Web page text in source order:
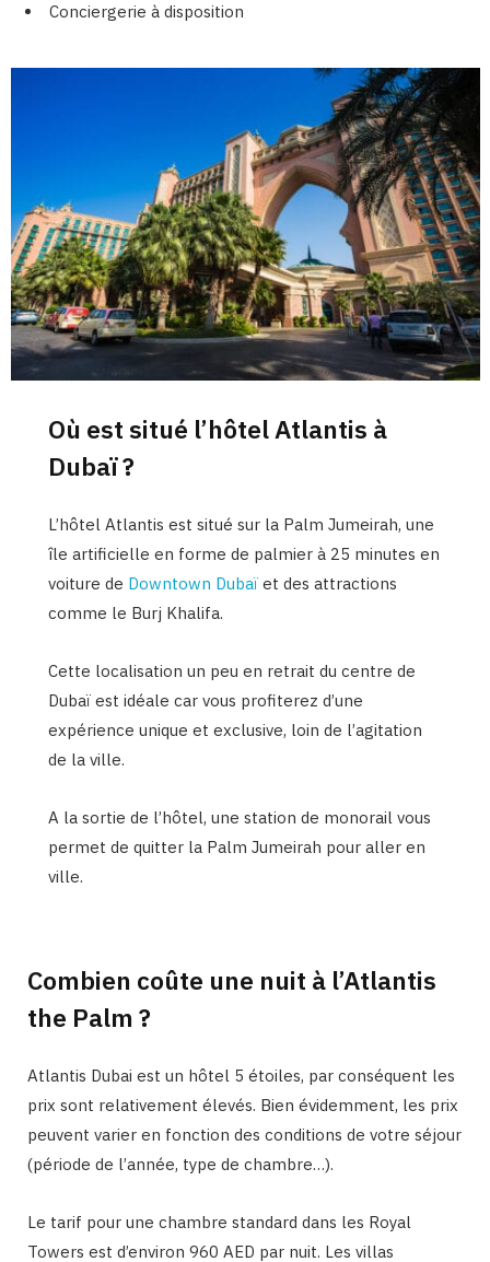
Conciergerie à disposition
Où est situé l’hôtel Atlantis à
Dubaï ?
L’hôtel Atlantis est situé sur la Palm Jumeirah, une
île artificielle en forme de palmier à 25 minutes en
voiture de Downtown Dubaïet des attractions
comme le Burj Khalifa.
Cette localisation un peu en retrait du centre de
Dubaï est idéale car vous profiterez d’une
expérience unique et exclusive, loin de l’agitation
de la ville.
A la sortie de l’hôtel, une station de monorail vous
permet de quitter la Palm Jumeirah pour aller en
ville.
Combien coûte une nuit à l’Atlantis
the Palm ?
Atlantis Dubai est un hôtel 5 étoiles, par conséquent les
prix sont relativement élevés. Bien évidemment, les prix
peuvent varier en fonction des conditions de votre séjour
(période de l’année, type de chambre…).
Le tarif pour une chambre standard dans les Royal
Towers est d’environ 960 AED par nuit. Les villas